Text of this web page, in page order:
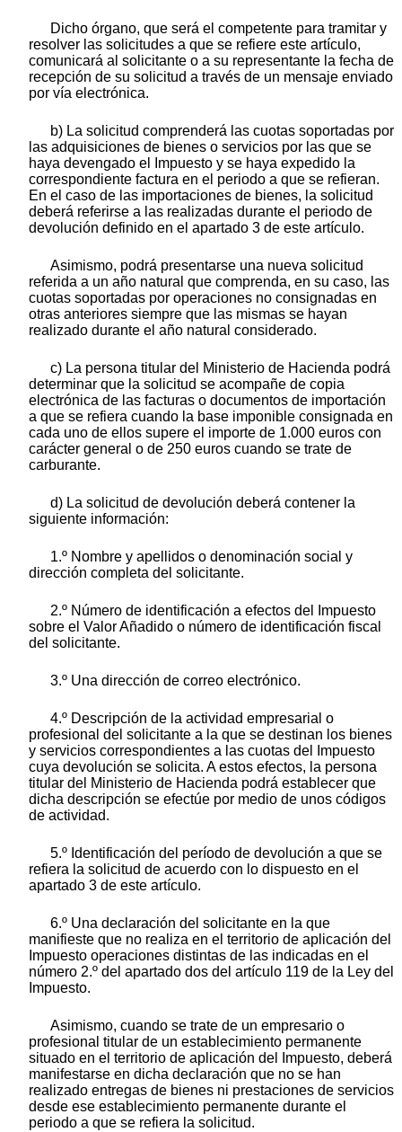
Dicho órgano, que será el competente para tramitar y
resolver las solicitudes a que se refiere este artículo,
comunicará al solicitante o a su representante la fecha de
recepción de su solicitud a través de un mensaje enviado
por vía electrónica.
b) La solicitud comprenderá las cuotas soportadas por
las adquisiciones de bienes o servicios por las que se
haya devengado el Impuesto y se haya expedido la
correspondiente factura en el periodo a que se refieran.
En el caso de las importaciones de bienes, la solicitud
deberá referirse a las realizadas durante el periodo de
devolución definido en el apartado 3 de este artículo.
Asimismo, podrá presentarse una nueva solicitud
referida a un año natural que comprenda, en su caso, las
cuotas soportadas por operaciones no consignadas en
otras anteriores siempre que las mismas se hayan
realizado durante el año natural considerado.
c) La persona titular del Ministerio de Hacienda podrá
determinar que la solicitud se acompañe de copia
electrónica de las facturas o documentos de importación
a que se refiera cuando la base imponible consignada en
cada uno de ellos supere el importe de 1.000 euros con
carácter general o de 250 euros cuando se trate de
carburante.
d) La solicitud de devolución deberá contener la
siguiente información:
1.º Nombre y apellidos o denominación social y
dirección completa del solicitante.
2.º Número de identificación a efectos del Impuesto
sobre el Valor Añadido o número de identificación fiscal
del solicitante.
3.º Una dirección de correo electrónico.
4.º Descripción de la actividad empresarial o
profesional del solicitante a la que se destinan los bienes
y servicios correspondientes a las cuotas del Impuesto
cuya devolución se solicita. A estos efectos, la persona
titular del Ministerio de Hacienda podrá establecer que
dicha descripción se efectúe por medio de unos códigos
de actividad.
5.º Identificación del período de devolución a que se
refiera la solicitud de acuerdo con lo dispuesto en el
apartado 3 de este artículo.
6.º Una declaración del solicitante en la que
manifieste que no realiza en el territorio de aplicación del
Impuesto operaciones distintas de las indicadas en el
número 2.º del apartado dos del artículo 119 de la Ley del
Impuesto.
Asimismo, cuando se trate de un empresario o
profesional titular de un establecimiento permanente
situado en el territorio de aplicación del Impuesto, deberá
manifestarse en dicha declaración que no se han
realizado entregas de bienes ni prestaciones de servicios
desde ese establecimiento permanente durante el
periodo a que se refiera la solicitud.